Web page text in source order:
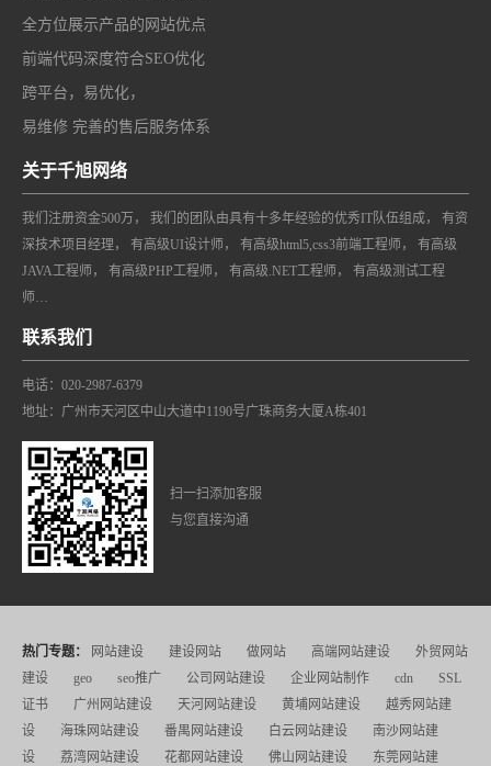
全方位展示产品的网站优点
前端代码深度符合SEO优化
跨平台，易优化，
易维修 完善的售后服务体系
关于千旭网络
我们注册资金500万， 我们的团队由具有十多年经验的优秀IT队伍组成， 有资
深技术项目经理， 有高级UI设计师， 有高级html5,css3前端工程师， 有高级
JAVA工程师， 有高级PHP工程师， 有高级.NET工程师， 有高级测试工程
师…
联系我们
电话：020-2987-6379
地址：广州市天河区中山大道中1190号广珠商务大厦A栋401
扫一扫添加客服
与您直接沟通
热门专题： 网站建设 建设网站 做网站 高端网站建设
外贸网站
建设
geo seo推广 公司网站建设 企业网站制作 cdn
SSL
证书
广州网站建设 天河网站建设 黄埔网站建设
越秀网站建
设
海珠网站建设 番禺网站建设 白云网站建设
南沙网站建
设
荔湾网站建设 花都网站建设 佛山网站建设 东莞网站建